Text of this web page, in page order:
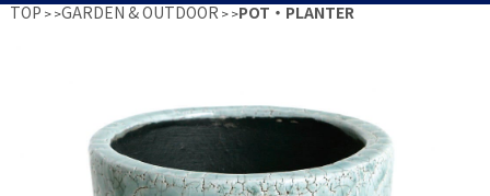
TOP >GARDEN & OUTDOOR >POT・PLANTER